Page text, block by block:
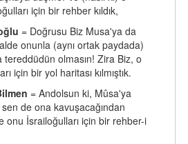
için bir rehber kıldık,
= Doğrusu Biz Musa'ya da
onunla (aynı ortak paydada)
tereddüdün olmasın! Zira Biz, o
için bir yol haritası kılmıştık.
= Andolsun ki, Mûsa'ya
de ona kavuşacağından
onu İsrailoğulları için bir rehber-i